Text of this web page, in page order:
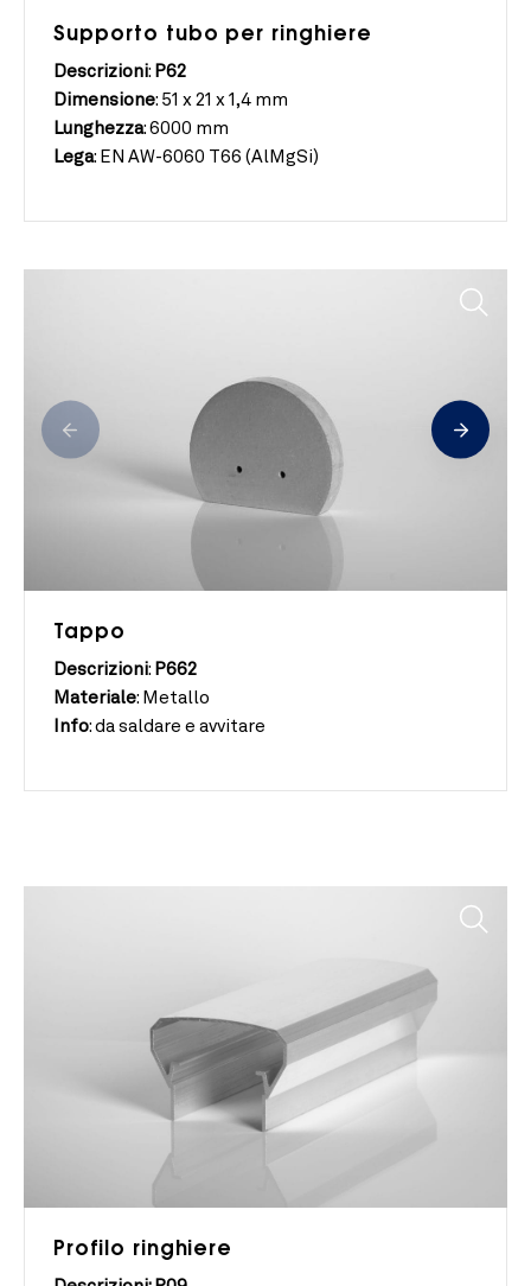
Supporto tubo per ringhiere
Descrizioni: P62
Dimensione: 51 x 21 x 1,4 mm
Lunghezza: 6000 mm
Lega: EN AW-6060 T66 (AlMgSi)
Tappo
Descrizioni: P662
Materiale: Metallo
Info: da saldare e avvitare
Profilo ringhiere